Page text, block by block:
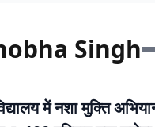
Singh
में नशा मुक्ति